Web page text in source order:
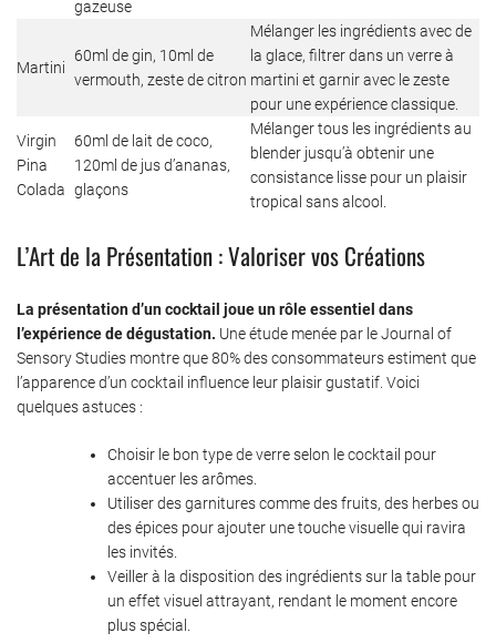
gazeuse
Martini
60ml de gin, 10ml de
vermouth, zeste de citron
Mélanger les ingrédients avec de
la glace, filtrer dans un verre à
martini et garnir avec le zeste
pour une expérience classique.
Virgin
Pina
Colada
60ml de lait de coco,
120ml de jus d’ananas,
glaçons
Mélanger tous les ingrédients au
blender jusqu’à obtenir une
consistance lisse pour un plaisir
tropical sans alcool.
L’Art de la Présentation : Valoriser vos Créations
La présentation d’un cocktail joue un rôle essentiel dans
l’expérience de dégustation. Une étude menée par le Journal of
Sensory Studies montre que 80% des consommateurs estiment que
l’apparence d’un cocktail influence leur plaisir gustatif. Voici
quelques astuces :
Choisir le bon type de verre selon le cocktail pour
accentuer les arômes.
Utiliser des garnitures comme des fruits, des herbes ou
des épices pour ajouter une touche visuelle qui ravira
les invités.
Veiller à la disposition des ingrédients sur la table pour
un effet visuel attrayant, rendant le moment encore
plus spécial.